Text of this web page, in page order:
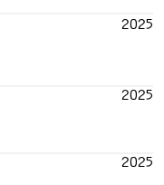
2025
2025
2025